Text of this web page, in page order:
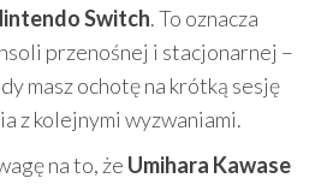
Switch. To oznacza
przenośnej i stacjonarnej –
masz ochotę na krótką sesję
z kolejnymi wyzwaniami.
na to, że Umihara Kawase